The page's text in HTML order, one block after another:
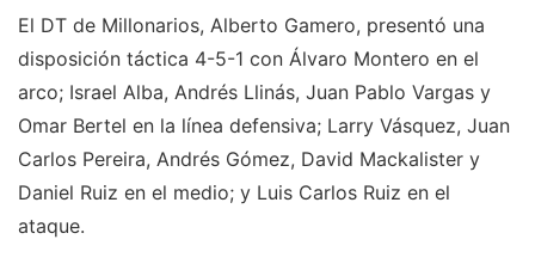
El DT de Millonarios, Alberto Gamero, presentó una
disposición táctica 4-5-1 con Álvaro Montero en el
arco; Israel Alba, Andrés Llinás, Juan Pablo Vargas y
Omar Bertel en la línea defensiva; Larry Vásquez, Juan
Carlos Pereira, Andrés Gómez, David Mackalister y
Daniel Ruiz en el medio; y Luis Carlos Ruiz en el
ataque.